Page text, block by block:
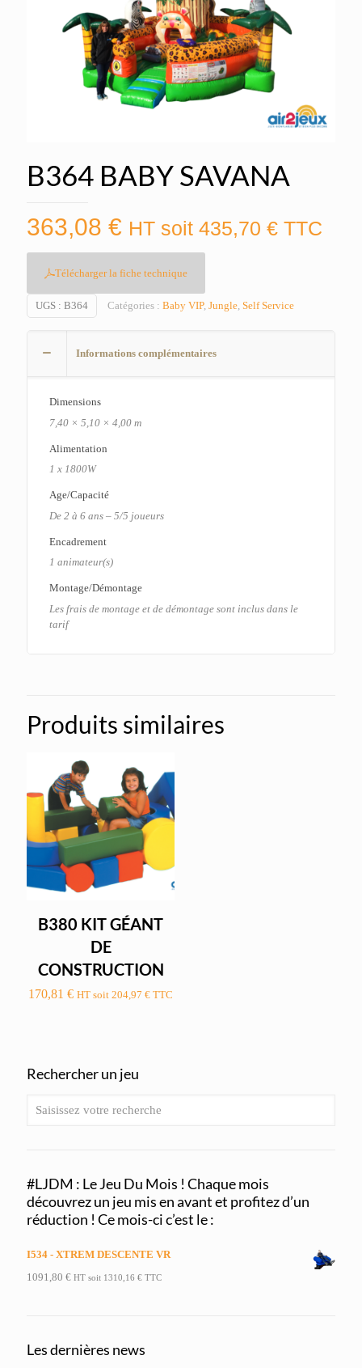
B364 BABY SAVANA
363,08 € HT soit 435,70 € TTC
Télécharger la fiche technique
UGS : B364 Catégories : Baby VIP, Jungle Self Service
Informations complémentaires
Dimensions
7,40 × 5,10 × 4,00 m
Alimentation
1 x 1800W
Age/Capacité
De 2 à 6 ans – 5/5 joueurs
Encadrement
1 animateur(s)
Montage/Démontage
Les frais de montage et de démontage sont inclus dans le
tarif
Produits similaires
B380 KIT GÉANT
DE
CONSTRUCTION
170,81€ HT soit204,97€ TTC
Rechercher un jeu
#LJDM : Le Jeu Du Mois ! Chaque mois
découvrez un jeu mis en avant et profitez d’un
réduction ! Ce mois-ci c’est le :
I534 - XTREM DESCENTE VR
1091,80 € HT soit 1310,16 € TTC
Les dernières news